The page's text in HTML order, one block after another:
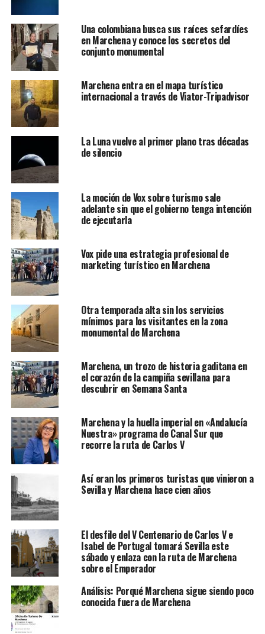
Una colombiana busca sus raíces sefardíes
en Marchena y conoce los secretos del
conjunto monumental
Marchena entra en el mapa turístico
internacional a través de Viator-Tripadvisor
La Luna vuelve al primer plano tras décadas
de silencio
La moción de Vox sobre turismo sale
adelante sin que el gobierno tenga intención
de ejecutarla
Vox pide una estrategia profesional de
marketing turístico en Marchena
Otra temporada alta sin los servicios
mínimos para los visitantes en la zona
monumental de Marchena
Marchena, un trozo de historia gaditana en
el corazón de la campiña sevillana para
descubrir en Semana Santa
Marchena y la huella imperial en «Andalucía
Nuestra» programa de Canal Sur que
recorre la ruta de Carlos V
Así eran los primeros turistas que vinieron a
Sevilla y Marchena hace cien años
El desfile del V Centenario de Carlos V e
Isabel de Portugal tomará Sevilla este
sábado y enlaza con la ruta de Marchena
sobre el Emperador
Análisis: Porqué Marchena sigue siendo poco
conocida fuera de Marchena